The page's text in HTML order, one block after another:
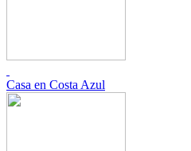
Casa en Costa Azul